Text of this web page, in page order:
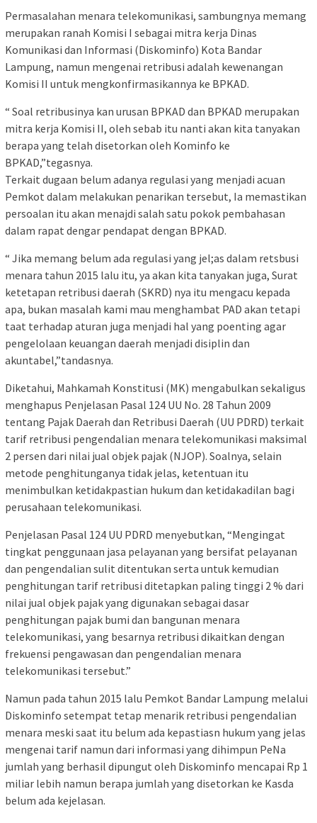
Permasalahan menara telekomunikasi, sambungnya memang
merupakan ranah Komisi I sebagai mitra kerja Dinas
Komunikasi dan Informasi (Diskominfo) Kota Bandar
Lampung, namun mengenai retribusi adalah kewenangan
Komisi II untuk mengkonfirmasikannya ke BPKAD.
“ Soal retribusinya kan urusan BPKAD dan BPKAD merupakan
mitra kerja Komisi II, oleh sebab itu nanti akan kita tanyakan
berapa yang telah disetorkan oleh Kominfo ke
BPKAD,”tegasnya.
Terkait dugaan belum adanya regulasi yang menjadi acuan
Pemkot dalam melakukan penarikan tersebut, Ia memastikan
persoalan itu akan menajdi salah satu pokok pembahasan
dalam rapat dengar pendapat dengan BPKAD.
“ Jika memang belum ada regulasi yang jel;as dalam retsbusi
menara tahun 2015 lalu itu, ya akan kita tanyakan juga, Surat
ketetapan retribusi daerah (SKRD) nya itu mengacu kepada
apa, bukan masalah kami mau menghambat PAD akan tetapi
taat terhadap aturan juga menjadi hal yang poenting agar
pengelolaan keuangan daerah menjadi disiplin dan
akuntabel,”tandasnya.
Diketahui, Mahkamah Konstitusi (MK) mengabulkan sekaligus
menghapus Penjelasan Pasal 124 UU No. 28 Tahun 2009
tentang Pajak Daerah dan Retribusi Daerah (UU PDRD) terkait
tarif retribusi pengendalian menara telekomunikasi maksimal
2 persen dari nilai jual objek pajak (NJOP). Soalnya, selain
metode penghitunganya tidak jelas, ketentuan itu
menimbulkan ketidakpastian hukum dan ketidakadilan bagi
perusahaan telekomunikasi.
Penjelasan Pasal 124 UU PDRD menyebutkan, “Mengingat
tingkat penggunaan jasa pelayanan yang bersifat pelayanan
dan pengendalian sulit ditentukan serta untuk kemudian
penghitungan tarif retribusi ditetapkan paling tinggi 2 % dari
nilai jual objek pajak yang digunakan sebagai dasar
penghitungan pajak bumi dan bangunan menara
telekomunikasi, yang besarnya retribusi dikaitkan dengan
frekuensi pengawasan dan pengendalian menara
telekomunikasi tersebut.”
Namun pada tahun 2015 lalu Pemkot Bandar Lampung melalui
Diskominfo setempat tetap menarik retribusi pengendalian
menara meski saat itu belum ada kepastiasn hukum yang jelas
mengenai tarif namun dari informasi yang dihimpun PeNa
jumlah yang berhasil dipungut oleh Diskominfo mencapai Rp 1
miliar lebih namun berapa jumlah yang disetorkan ke Kasda
belum ada kejelasan.